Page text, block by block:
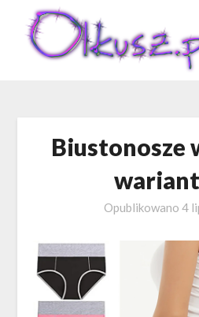
content
Biustonosze
Opublikowano 4